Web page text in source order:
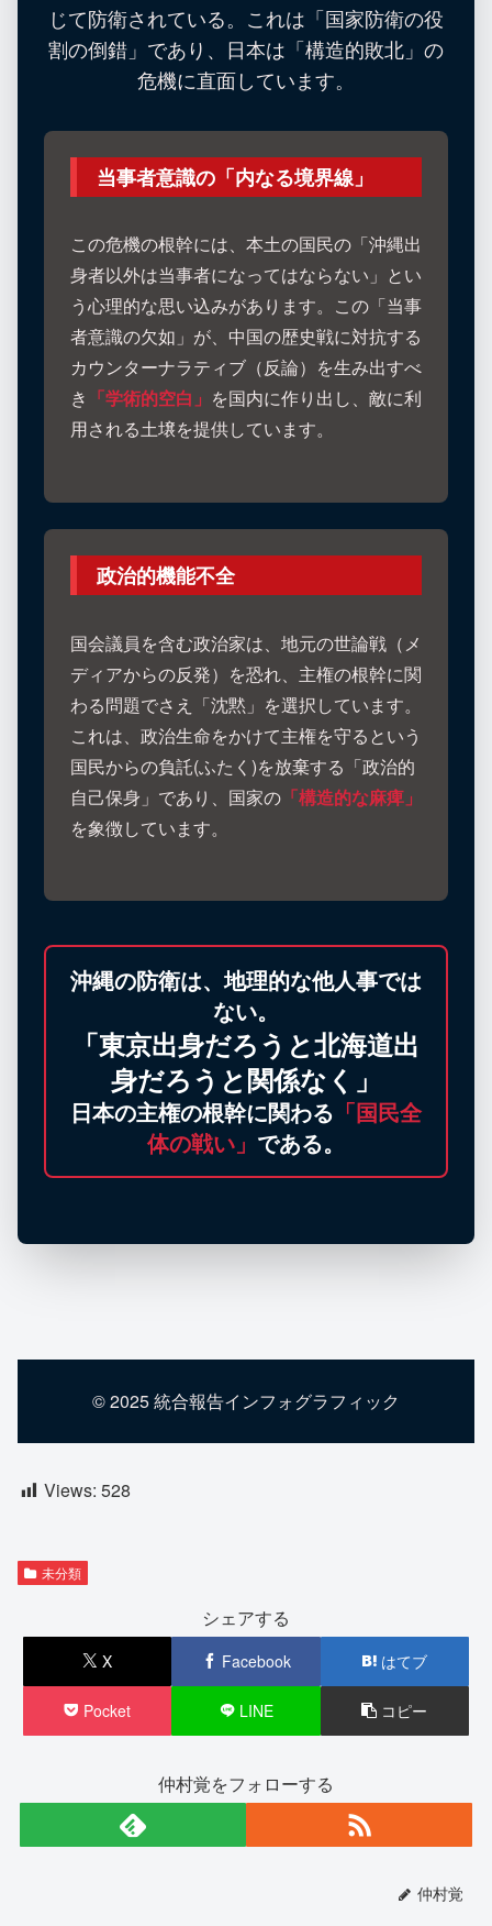
じて防衛されている。これは「国家防衛の役
割の倒錯」であり、日本は「構造的敗北」の
危機に直面しています。
当事者意識の「内なる境界線」
この危機の根幹には、本土の国民の「沖縄出
身者以外は当事者になってはならない」とい
う心理的な思い込みがあります。この「当事
者意識の欠如」が、中国の歴史戦に対抗する
カウンターナラティブ（反論）を生み出すべ
き 「学術的空白」 を国内に作り出し、敵に利
用される土壌を提供しています。
政治的機能不全
国会議員を含む政治家は、地元の世論戦（メ
ディアからの反発）を恐れ、主権の根幹に関
わる問題でさえ「沈黙」を選択しています。
これは、政治生命をかけて主権を守るという
国民からの負託(ふたく)を放棄する「政治的
自己保身」であり、国家の 「構造的な麻痺」
を象徴しています。
沖縄の防衛は、地理的な他人事では
ない。
「東京出身だろうと北海道出
身だろうと関係なく」
日本の主権の根幹に関わる 「国民全
体の戦い」 である。
© 2025 統合報告インフォグラフィック
Views: 528
未分類
シェアする
X Facebook はてブ
Pocket LINE コピー
仲村覚をフォローする
仲村覚